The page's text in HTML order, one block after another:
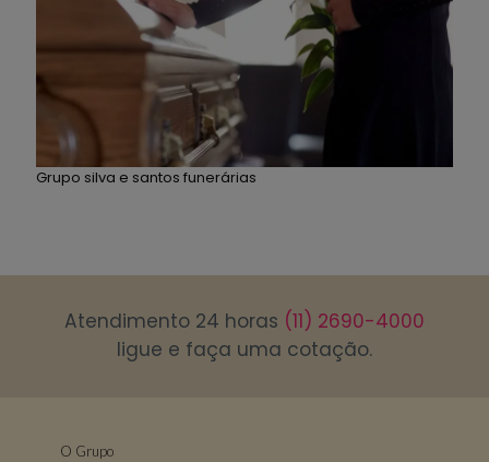
Grupo silva e santos funerárias
Atendimento 24 horas (11) 2690-4000
ligue e faça uma cotação.
O Grupo